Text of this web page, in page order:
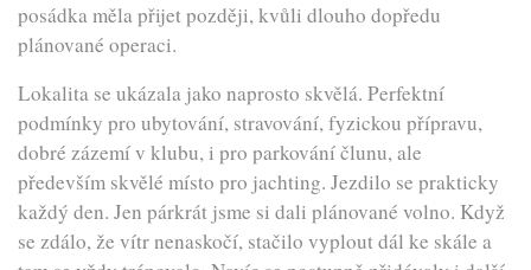
posádka měla přijet později, kvůli dlouho dopředu
plánované operaci.
Lokalita se ukázala jako naprosto skvělá. Perfektní
podmínky pro ubytování, stravování, fyzickou přípravu,
dobré zázemí v klubu, i pro parkování člunu, ale
především skvělé místo pro jachting. Jezdilo se prakticky
každý den. Jen párkrát jsme si dali plánované volno. Když
se zdálo, že vítr nenaskočí, stačilo vyplout dál ke skále a